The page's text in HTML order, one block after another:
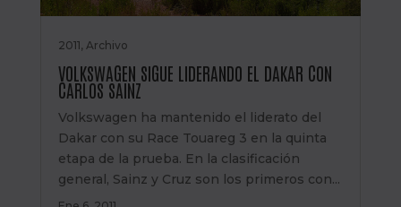
2011, Archivo
VOLKSWAGEN SIGUE LIDERANDO EL DAKAR CON
CARLOS SAINZ
Volkswagen ha mantenido el liderato del
Dakar con su Race Touareg 3 en la quinta
etapa de la prueba. En la clasificación
general, Sainz y Cruz son los primeros con...